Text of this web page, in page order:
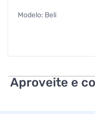
Modelo: Beli
Altura: 2 cm (Embalado)
Aproveite e